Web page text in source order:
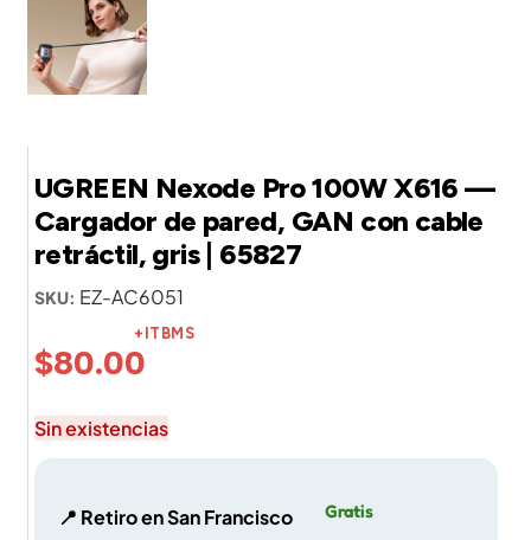
UGREEN Nexode Pro 100W X616 —
Cargador de pared, GAN con cable
retráctil, gris | 65827
SKU: EZ-AC6051
$80.00
+ITBMS
Sin existencias
📍 Retiro en San Francisco Gratis